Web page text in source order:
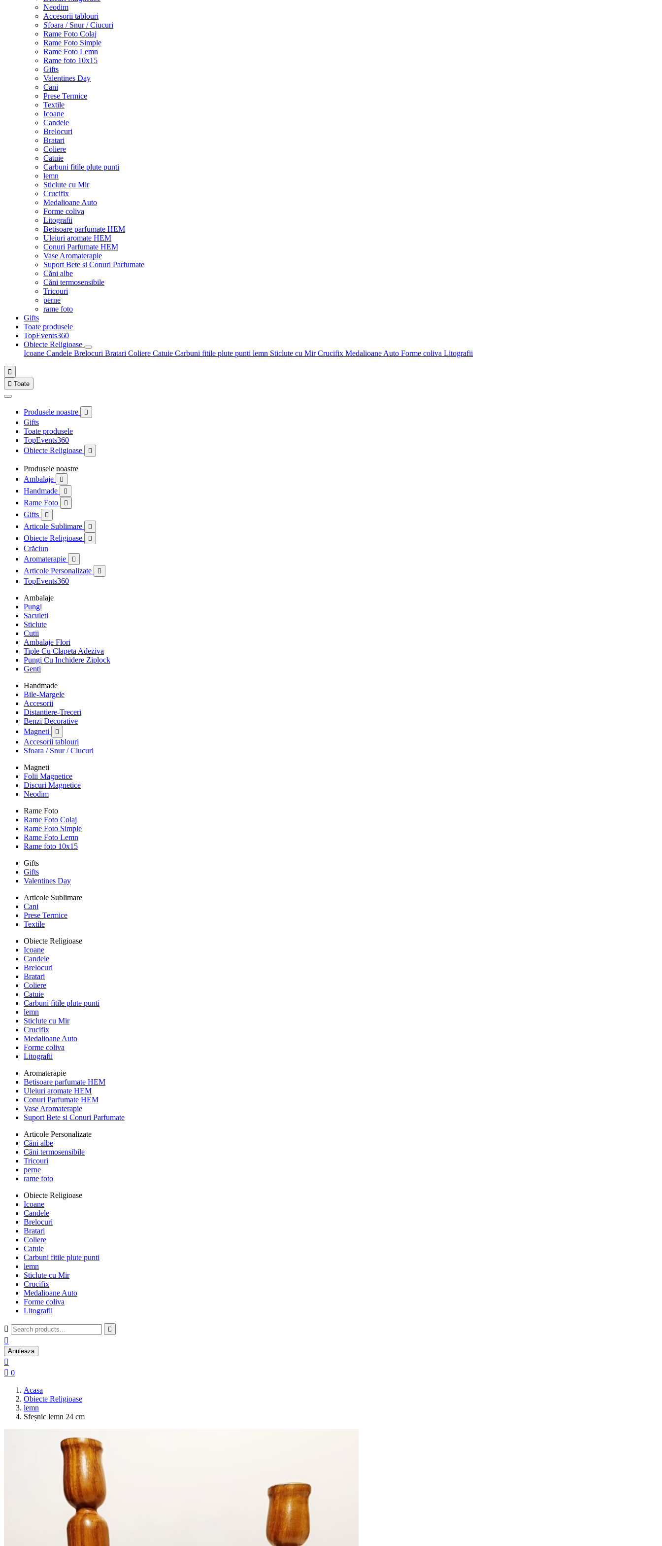
Neodim
Accesorii tablouri
Sfoara / Snur / Ciucuri
Rame Foto Colaj
Rame Foto Simple
Rame Foto Lemn
Rame foto 10x15
Gifts
Valentines Day
Cani
Prese Termice
Textile
Icoane
Candele
Brelocuri
Bratari
Coliere
Catuie
Carbuni fitile plute punti
lemn
Sticlute cu Mir
Crucifix
Medalioane Auto
Forme coliva
Litografii
Betisoare parfumate HEM
Uleiuri aromate HEM
Conuri Parfumate HEM
Vase Aromaterapie
Suport Bete si Conuri Parfumate
Căni albe
Căni termosensibile
Tricouri
perne
rame foto
Gifts
Toate produsele
TopEvents360
Obiecte Religioase
Icoane Candele Brelocuri Bratari Coliere Catuie Carbuni fitile plute punti lemn Sticlute cu MirCrucifix Medalioane Auto Forme coliva Litografii

 Toate
Produsele noastre 
Gifts
Toate produsele
TopEvents360
Obiecte Religioase

Produsele noastre
Ambalaje

Handmade 
Rame Foto 
Gifts 
Articole Sublimare 
Obiecte Religioase 
Crăciun
Aromaterapie

Articole Personalizate 
TopEvents360
Ambalaje
Pungi
Saculeti
Sticlute
Cutii
Ambalaje Flori
Tiple Cu Clapeta Adeziva
Pungi Cu Inchidere Ziplock
Genti
Handmade
Bile-Margele
Accesorii
Distantiere-Treceri
Benzi Decorative
Magneti

Accesorii tablouri
Sfoara / Snur / Ciucuri
Magneti
Folii Magnetice
Discuri Magnetice
Neodim
Rame Foto
Rame Foto Colaj
Rame Foto Simple
Rame Foto Lemn
Rame foto 10x15
Gifts
Gifts
Valentines Day
Articole Sublimare
Cani
Prese Termice
Textile
Obiecte Religioase
Icoane
Candele
Brelocuri
Bratari
Coliere
Catuie
Carbuni fitile plute punti
lemn
Sticlute cu Mir
Crucifix
Medalioane Auto
Forme coliva
Litografii
Aromaterapie
Betisoare parfumate HEM
Uleiuri aromate HEM
Conuri Parfumate HEM
Vase Aromaterapie
Suport Bete si Conuri Parfumate
Articole Personalizate
Căni albe
Căni termosensibile
Tricouri
perne
rame foto
Obiecte Religioase
Icoane
Candele
Brelocuri
Bratari
Coliere
Catuie
Carbuni fitile plute punti
lemn
Sticlute cu Mir
Crucifix
Medalioane Auto
Forme coliva
Litografii
 

Anuleaza

 0
Acasa
Obiecte Religioase
lemn
Sfeșnic lemn 24 cm